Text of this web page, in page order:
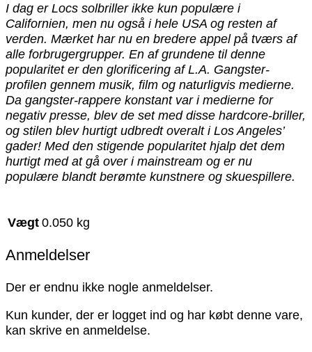
I dag er Locs solbriller ikke kun populære i
Californien, men nu også i hele USA og resten af
verden. Mærket har nu en bredere appel på tværs af
alle forbrugergrupper. En af grundene til denne
popularitet er den glorificering af L.A. Gangster-
profilen gennem musik, film og naturligvis medierne.
Da gangster-rappere konstant var i medierne for
negativ presse, blev de set med disse hardcore-briller,
og stilen blev hurtigt udbredt overalt i Los Angeles’
gader! Med den stigende popularitet hjalp det dem
hurtigt med at gå over i mainstream og er nu
populære blandt berømte kunstnere og skuespillere.
Vægt0.050 kg
Anmeldelser
Der er endnu ikke nogle anmeldelser.
Kun kunder, der er logget ind og har købt denne vare,
kan skrive en anmeldelse.